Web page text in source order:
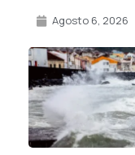
Agosto 6, 2026